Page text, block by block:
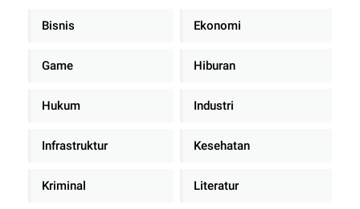
Bisnis Ekonomi
Game Hiburan
Hukum Industri
Infrastruktur Kesehatan
Kriminal Literatur